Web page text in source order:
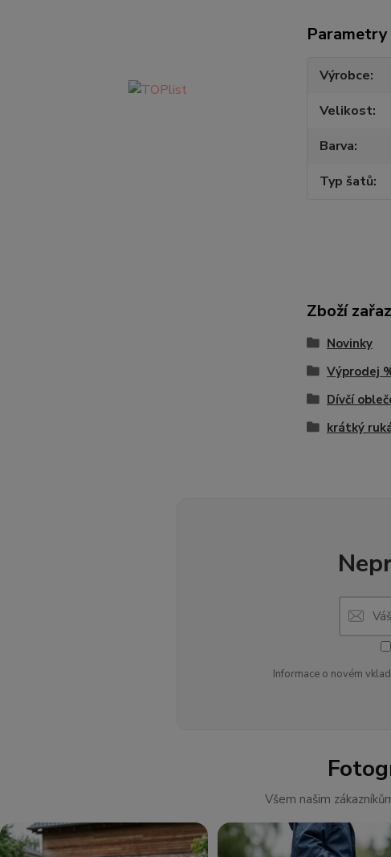
Parametry
Výrobce
Velikost
Barva
Typ šatů
Zboží
Novinky
Výprodej
Dívčí
krátký
Informace o novém
Všem našim